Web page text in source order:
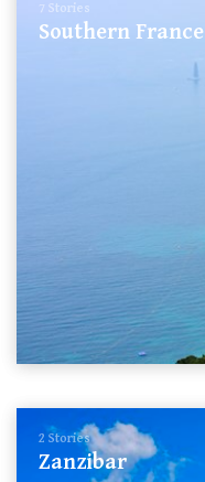
7 Stories
Southern France
2 Stories
Zanzibar